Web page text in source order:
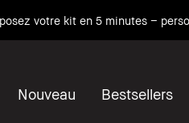
votre kit en 5 minutes –
Nouveau Bestsellers